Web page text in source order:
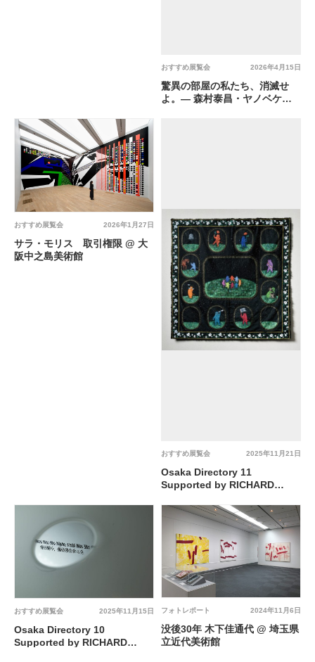
2026年4月15日
おすすめ展覧会
驚異の部屋の私たち、消滅せ
よ。— 森村泰昌・ヤノベケン
2026年1月27日
おすすめ展覧会
サラ・モリス 取引権限 @ ⼤
阪中之島美術館
2025年11月21日
おすすめ展覧会
Osaka Directory 11
Supported by RICHARD
島美術館
2025年11月15日
おすすめ展覧会
Osaka Directory 10
Supported by RICHARD
2024年11月6日
フォトレポート
没後30年 木下佳通代 @ 埼玉県
立近代美術館